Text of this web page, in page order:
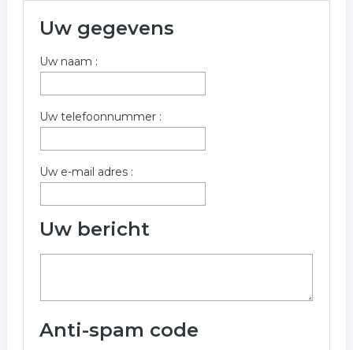
Uw gegevens
Uw naam :
Uw telefoonnummer :
Uw e-mail adres :
Uw bericht
Anti-spam code